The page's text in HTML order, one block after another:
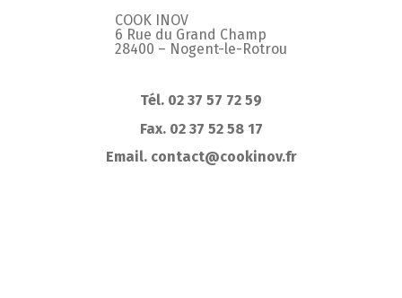
COOK INOV
6 Rue du Grand Champ
28400 – Nogent-le-Rotrou
Tél. 02 37 57 72 59
Fax. 02 37 52 58 17
Email. contact@cookinov.fr